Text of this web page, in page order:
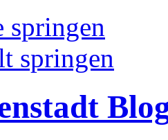
springen
springen